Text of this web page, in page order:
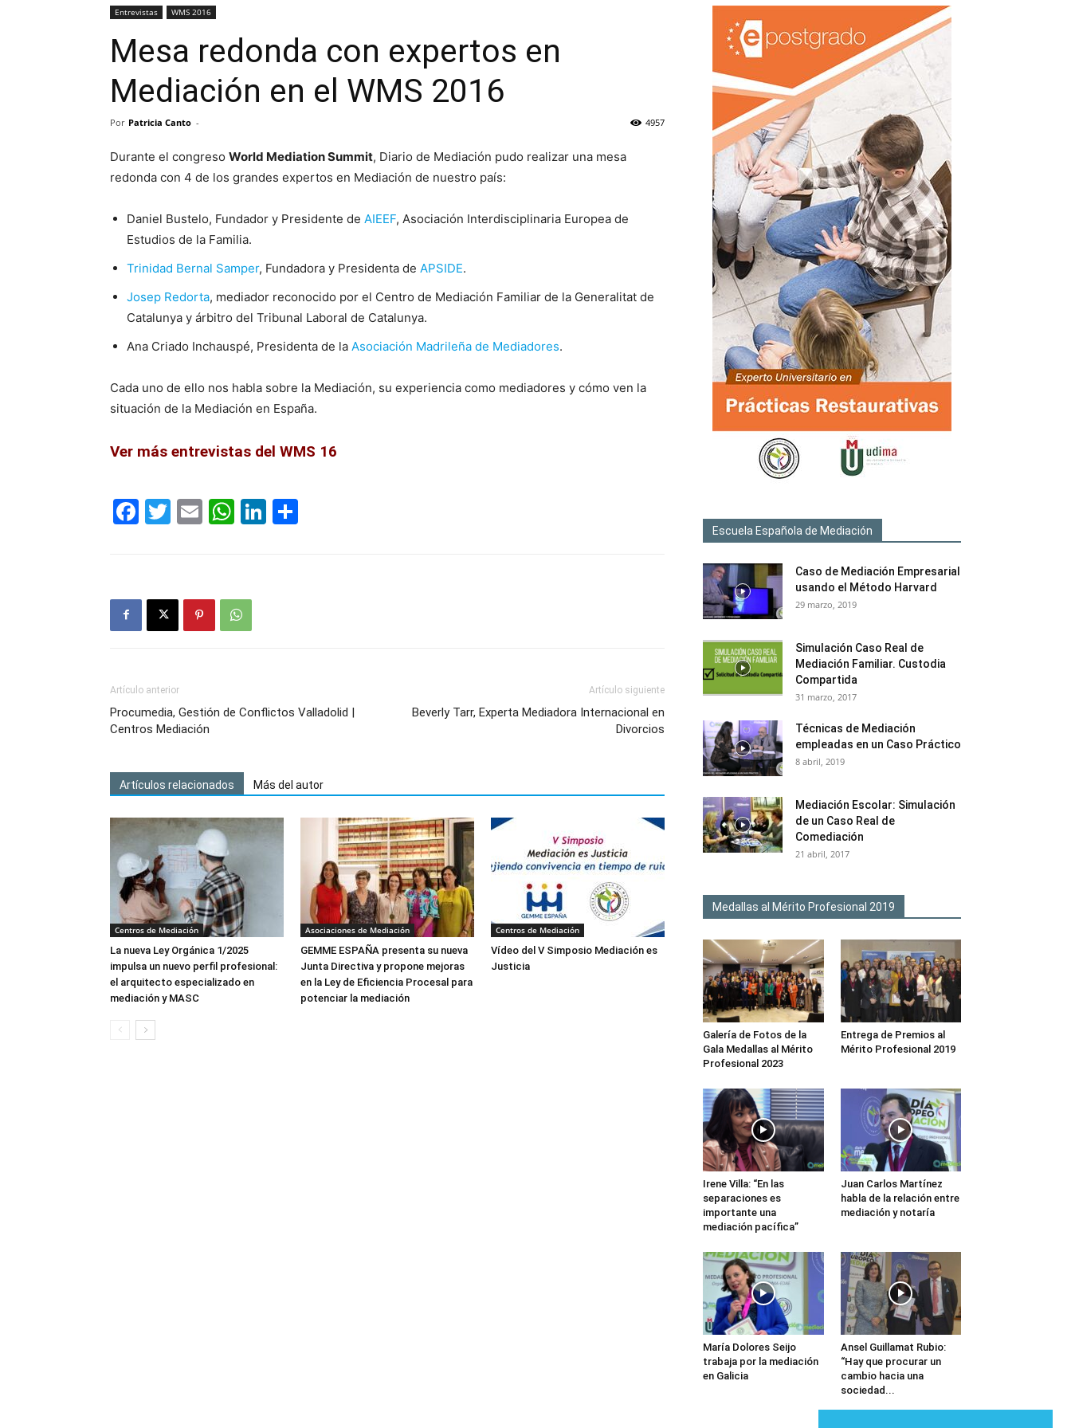
Entrevistas WMS 2016
Mesa redonda con expertos en
Mediación en el WMS 2016
Por Patricia Canto - 4957
Durante el congreso World Mediation Summit, Diario de Mediación pudo realizar una mesa
redonda con 4 de los grandes expertos en Mediación de nuestro país:
Daniel Bustelo, Fundador y Presidente de AIEEF, Asociación Interdisciplinaria Europea de
Estudios de la Familia.
Trinidad Bernal Samper, Fundadora y Presidenta de APSIDE.
Josep Redorta, mediador reconocido por el Centro de Mediación Familiar de la Generalitat de
Catalunya y árbitro del Tribunal Laboral de Catalunya.
Ana Criado Inchauspé, Presidenta de la Asociación Madrileña de Mediadores.
Cada uno de ello nos habla sobre la Mediación, su experiencia como mediadores y cómo ven la
situación de la Mediación en España.
Ver más entrevistas del WMS 16
Facebook
Twitter
EmailWhatsApp
LinkedIn
Artículo anterior
Procumedia, Gestión de Conflictos Valladolid |
Centros Mediación
Artículo siguiente
Beverly Tarr, Experta Mediadora Internacional en
Divorcios
Artículos relacionados Más del autor
Centros de Mediación
La nueva Ley Orgánica 1/2025
impulsa un nuevo perfil profesional:
el arquitecto especializado en
mediación y MASC
Asociaciones de Mediación
GEMME ESPAÑA presenta su nueva
Junta Directiva y propone mejoras
en la Ley de Eficiencia Procesal para
potenciar la mediación
Centros de Mediación
Vídeo del V Simposio Mediación es
Justicia
Escuela Española de Mediación
Caso de Mediación Empresarial
usando el Método Harvard
29 marzo, 2019
Simulación Caso Real de
Mediación Familiar. Custodia
Compartida
31 marzo, 2017
Técnicas de Mediación
empleadas en un Caso Práctico
8 abril, 2019
Mediación Escolar: Simulación
de un Caso Real de
Comediación
21 abril, 2017
Medallas al Mérito Profesional 2019
Galería de Fotos de la
Gala Medallas al Mérito
Profesional 2023
Entrega de Premios al
Mérito Profesional 2019
Irene Villa: “En las
separaciones es
importante una
mediación pacífica”
Juan Carlos Martínez
habla de la relación entre
mediación y notaría
María Dolores Seijo
trabaja por la mediación
en Galicia
Ansel Guillamat Rubio:
“Hay que procurar un
cambio hacia una
sociedad...